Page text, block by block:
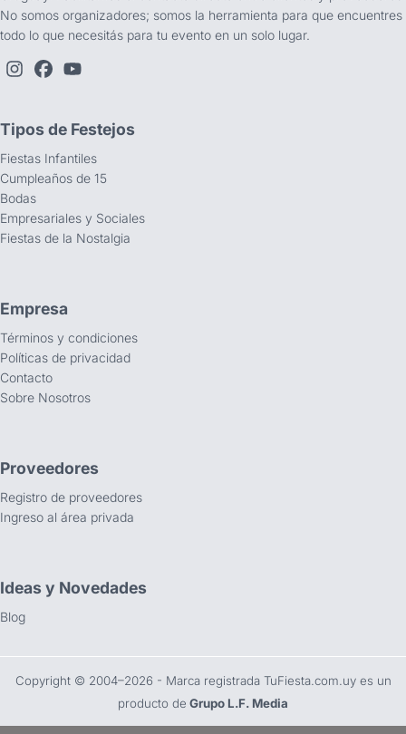
No somos organizadores; somos la herramienta para que encuentres
todo lo que necesitás para tu evento en un solo lugar.
Tipos de Festejos
Fiestas Infantiles
Cumpleaños de 15
Bodas
Empresariales y Sociales
Fiestas de la Nostalgia
Empresa
Términos y condiciones
Políticas de privacidad
Contacto
Sobre Nosotros
Proveedores
Registro de proveedores
Ingreso al área privada
Ideas y Novedades
Blog
Copyright ©️ 2004–2026 - Marca registrada TuFiesta.com.uy es un
producto de Grupo L.F. Media